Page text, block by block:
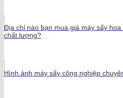
Địa chỉ nào bạn mua giá máy sấy
chất lượng?
Hình ảnh máy sấy công nghiệp